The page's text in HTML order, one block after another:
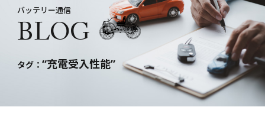
MOLL
Banner
大型トラック／産業用・農機・建機用
会社概要
History
バッテリー通信
バッテリー通信
BLOG
タグ： “充電受入性能”